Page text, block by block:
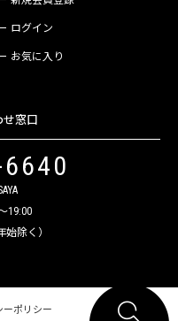
ログイン
お気に入り
せ窓口
19:00
除く）
ーポリシー